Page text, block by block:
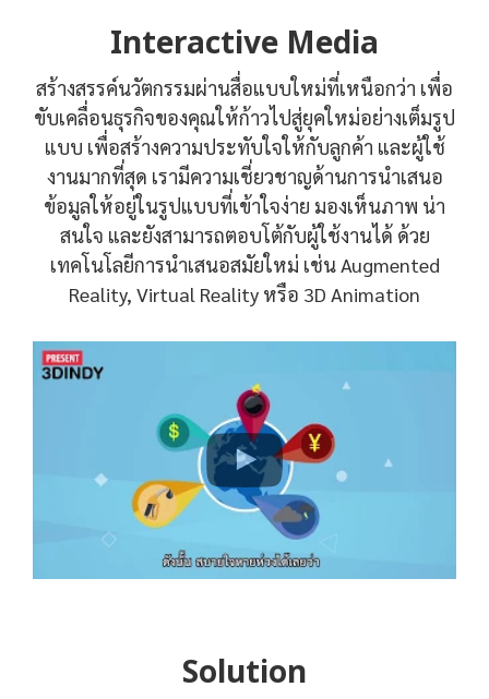
Interactive Media
สร้างสรรค์นวัตกรรมผ่านสื่อแบบใหม่ที่เหนือกว่า เพื่อ
ขับเคลื่อนธุรกิจของคุณให้ก้าวไปสู่ยุคใหม่อย่างเต็มรูป
แบบ เพื่อสร้างความประทับใจให้กับลูกค้า และผู้ใช้
งานมากที่สุด เรามีความเชี่ยวชาญด้านการนำเสนอ
ข้อมูลให้อยู่ในรูปแบบที่เข้าใจง่าย มองเห็นภาพ น่า
สนใจ และยังสามารถตอบโต้กับผู้ใช้งานได้ ด้วย
เทคโนโลยีการนำเสนอสมัยใหม่ เช่น Augmented
Reality, Virtual Reality หรือ 3D Animation
Solution